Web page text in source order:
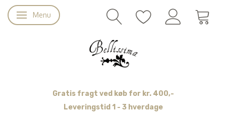
Skifte navigation
Menu
Gratis fragt ved køb for kr. 400,-
Leveringstid 1 - 3 hverdage